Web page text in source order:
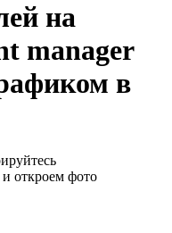
на
manager
в
откроем фото